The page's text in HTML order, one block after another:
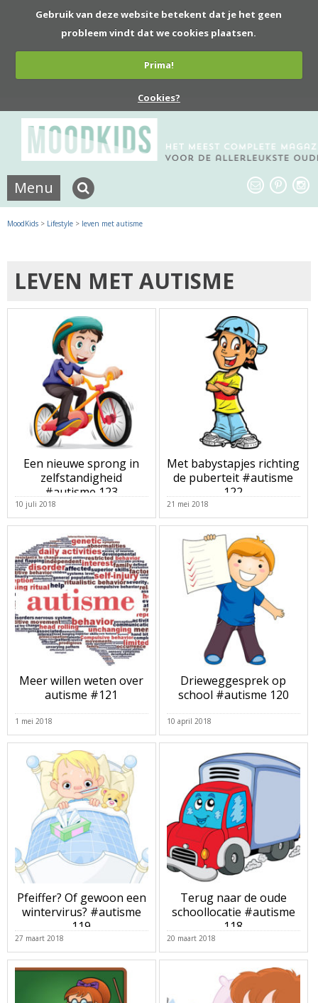
Gebruik van deze website betekent dat je het geen
probleem vindt dat we cookies plaatsen.
Prima!
Cookies?
Menu
MoodKids > Lifestyle > leven met autisme
LEVEN MET AUTISME
Een nieuwe sprong in
zelfstandigheid
#autisme 123
10 juli 2018
Met babystapjes richting
de puberteit #autisme
122
21 mei 2018
Meer willen weten over
autisme #121
1 mei 2018
Drieweggesprek op
school #autisme 120
10 april 2018
Pfeiffer? Of gewoon een
wintervirus? #autisme
119
27 maart 2018
Terug naar de oude
schoollocatie #autisme
118
20 maart 2018